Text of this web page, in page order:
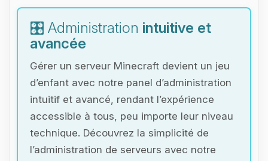
🎛️ Administration intuitive et
avancée
Gérer un serveur Minecraft devient un jeu
d’enfant avec notre panel d’administration
intuitif et avancé, rendant l’expérience
accessible à tous, peu importe leur niveau
technique. Découvrez la simplicité de
l’administration de serveurs avec notre